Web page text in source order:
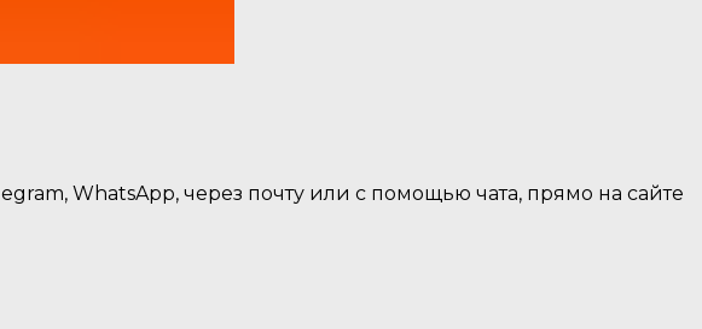
WhatsApp, через почту или с помощью чата, прямо на сайте